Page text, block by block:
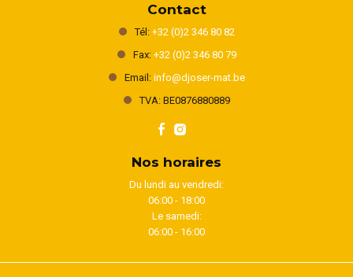
Contact
Tél: +32 (0)2 346 80 82
Fax: +32 (0)2 346 80 79
Email: info@djoser-mat.be
TVA: BE0876880889
Nos horaires
Du lundi au vendredi:
06:00 - 18:00
Le samedi:
06:00 - 16:00